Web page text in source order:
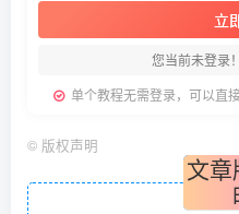
立
您当前未登录
单个教程无需登录，可以直
© 版权声明
文